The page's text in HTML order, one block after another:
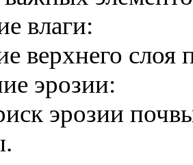
влаги:
верхнего слоя
эрозии:
эрозии